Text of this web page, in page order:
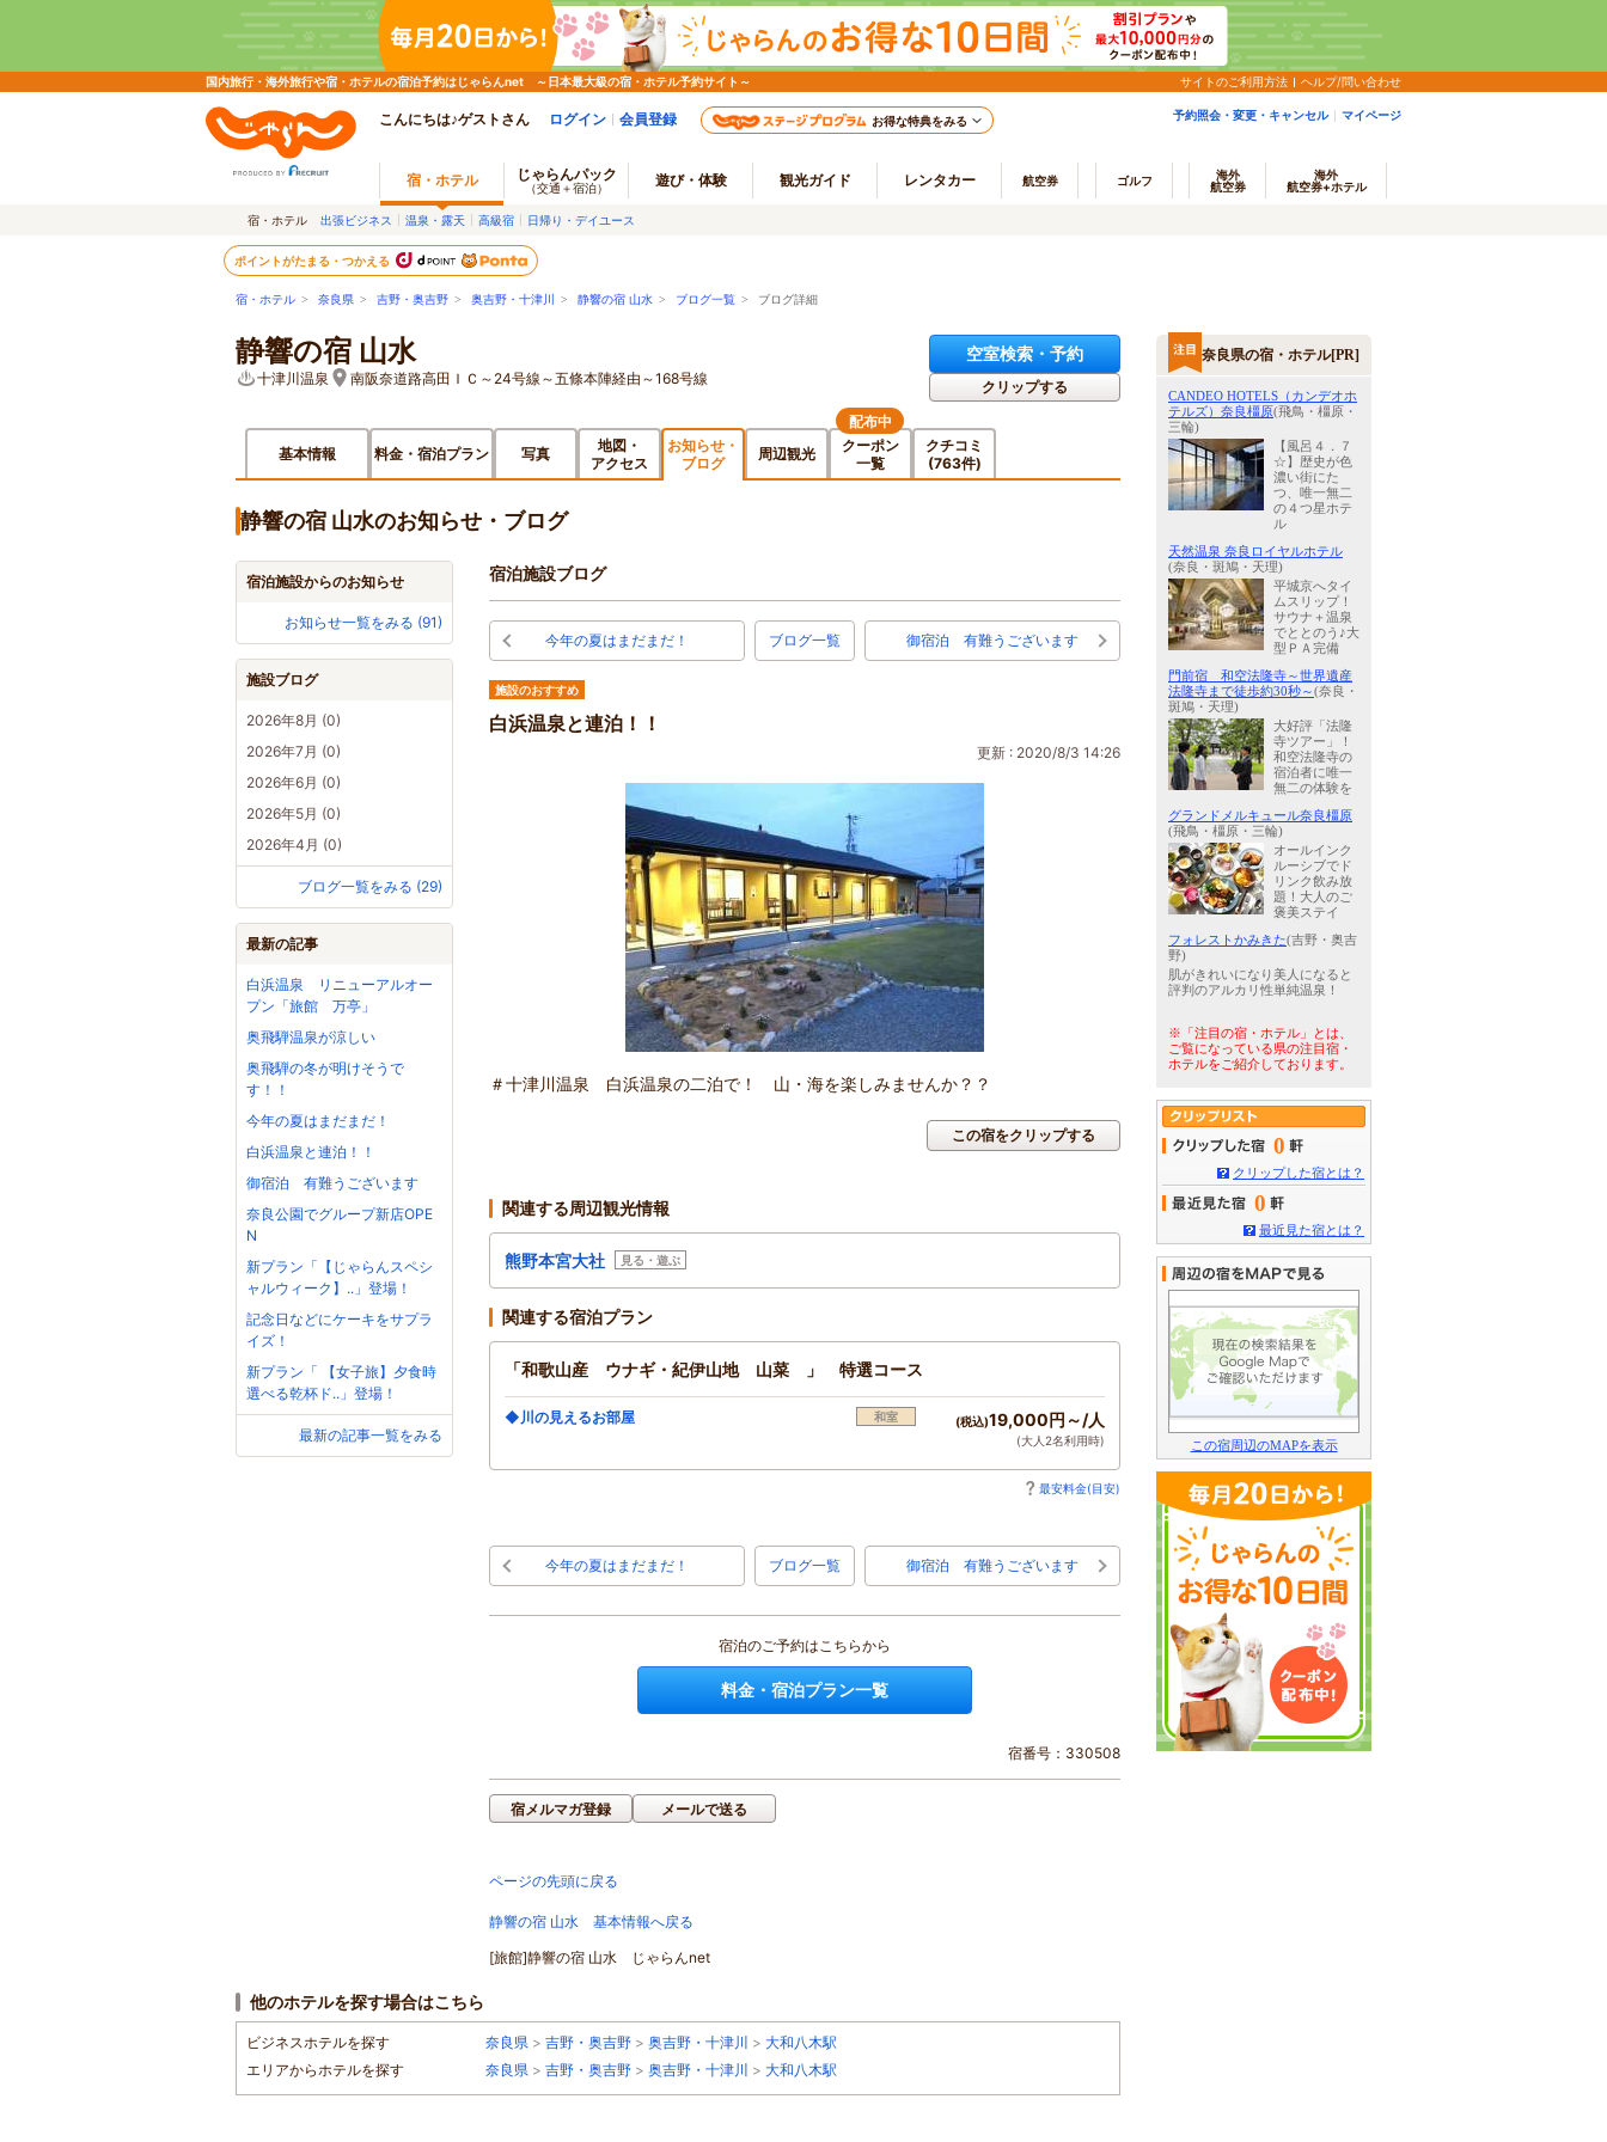
国内旅行・海外旅行や宿・ホテルの宿泊予約はじゃらんnet ～日本最大級の宿・ホテル予約サイト～ サイトのご利用方法 ヘルプ/問い合わせ
こんにちは♪ゲストさん ログイン 会員登録 お得な特典をみる 予約照会・変更・キャンセル マイページ
宿・ホテル じゃらんパック
（交通＋宿泊） 遊び・体験 観光ガイド レンタカー 航空券 ゴルフ
海外
航空券
海外
航空券+ホテル
宿・ホテル 出張ビジネス 温泉・露天 高級宿 日帰り・デイユース
ポイントがたまる・つかえる
宿・ホテル > 奈良県 > 吉野・奥吉野 > 奥吉野・十津川 > 静響の宿 山水 > ブログ一覧 > ブログ詳細
静響の宿 山水
十津川温泉 南阪奈道路高田ＩＣ～24号線～五條本陣経由～168号線
空室検索・予約
クリップする
基本情報 料金・宿泊プラン 写真
地図・
アクセス
お知らせ・
ブログ
周辺観光
クーポン
一覧
配布中
クチコミ
(763件)
静響の宿 山水のお知らせ・ブログ
宿泊施設からのお知らせ
お知らせ一覧をみる (91)
施設ブログ
2026年8月 (0)
2026年7月 (0)
2026年6月 (0)
2026年5月 (0)
2026年4月 (0)
ブログ一覧をみる (29)
最新の記事
白浜温泉 リニューアルオー
プン「旅館 万亭」
奥飛騨温泉が涼しい
奥飛騨の冬が明けそうで
す！！
今年の夏はまだまだ！
白浜温泉と連泊！！
御宿泊 有難うございます
奈良公園でグループ新店OPE
N
新プラン「【じゃらんスペシ
ャルウィーク】..」登場！
記念日などにケーキをサプラ
イズ！
新プラン「 【女子旅】夕食時
選べる乾杯ド..」登場！
最新の記事一覧をみる
宿泊施設ブログ
今年の夏はまだまだ！ ブログ一覧 御宿泊 有難うございます
施設のおすすめ
白浜温泉と連泊！！
更新 : 2020/8/3 14:26
＃十津川温泉 白浜温泉の二泊で！ 山・海を楽しみませんか？？
この宿をクリップする
関連する周辺観光情報
熊野本宮大社 見る・遊ぶ
関連する宿泊プラン
「和歌山産 ウナギ・紀伊山地 山菜 」 特選コース
◆川の見えるお部屋 和室 (税込)19,000円～/人
(大人2名利用時)
最安料金(目安)
今年の夏はまだまだ！ ブログ一覧 御宿泊 有難うございます
宿泊のご予約はこちらから
料金・宿泊プラン一覧
宿番号：330508
宿メルマガ登録 メールで送る
ページの先頭に戻る
静響の宿 山水 基本情報へ戻る
[旅館]静響の宿 山水 じゃらんnet
他のホテルを探す場合はこちら
ビジネスホテルを探す 奈良県 > 吉野・奥吉野 > 奥吉野・十津川 > 大和八木駅
エリアからホテルを探す
奈良県 > 吉野・奥吉野 > 奥吉野・十津川 > 大和八木駅
奈良県の宿・ホテル[PR]
CANDEO HOTELS（カンデオホ
テルズ）奈良橿原(飛鳥・橿原・
三輪)
【風呂４．７
☆】歴史が色
濃い街にた
つ、唯一無二
の４つ星ホテ
ル
天然温泉 奈良ロイヤルホテル
(奈良・斑鳩・天理)
平城京へタイ
ムスリップ！
サウナ＋温泉
でととのう♪大
型ＰＡ完備
門前宿 和空法隆寺～世界遺産
法隆寺まで徒歩約30秒～(奈良・
斑鳩・天理)
大好評「法隆
寺ツアー」！
和空法隆寺の
宿泊者に唯一
無二の体験を
グランドメルキュール奈良橿原
(飛鳥・橿原・三輪)
オールインク
ルーシブでド
リンク飲み放
題！大人のご
褒美ステイ
フォレストかみきた(吉野・奥吉
野)
肌がきれいになり美人になると
評判のアルカリ性単純温泉！
※「注目の宿・ホテル」とは、
ご覧になっている県の注目宿・
ホテルをご紹介しております。
0
クリップした宿とは？
0
最近見た宿とは？
この宿周辺のMAPを表示